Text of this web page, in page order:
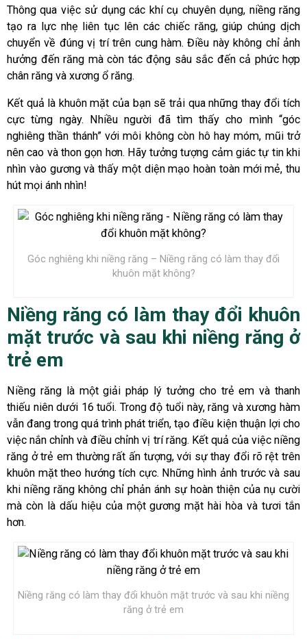
Thông qua việc sử dụng các khí cụ chuyên dụng, niềng răng
tạo ra lực nhẹ liên tục lên các chiếc răng, giúp chúng dịch
chuyển về đúng vị trí trên cung hàm. Điều này không chỉ ảnh
hưởng đến răng mà còn tác động sâu sắc đến cả phức hợp
chân răng và xương ổ răng.
Kết quả là khuôn mặt của bạn sẽ trải qua những thay đổi tích
cực từng ngày. Nhiều người đã tìm thấy cho mình “góc
nghiêng thần thánh” với môi không còn hô hay móm, mũi trở
nên cao và thon gọn hơn. Hãy tưởng tượng cảm giác tự tin khi
nhìn vào gương và thấy một diện mạo hoàn toàn mới mẻ, thu
hút mọi ánh nhìn!
Góc nghiêng khi niềng răng – Niềng răng có làm thay đổi
khuôn mặt không?
Niềng răng có làm thay đổi khuôn
mặt trước và sau khi niềng răng ở
trẻ em
Niềng răng là một giải pháp lý tưởng cho trẻ em và thanh
thiếu niên dưới 16 tuổi. Trong độ tuổi này, răng và xương hàm
vẫn đang trong quá trình phát triển, tạo điều kiện thuận lợi cho
việc nắn chỉnh và điều chỉnh vị trí răng. Kết quả của việc niềng
răng ở trẻ em thường rất ấn tượng, với sự thay đổi rõ rệt trên
khuôn mặt theo hướng tích cực. Những hình ảnh trước và sau
khi niềng răng không chỉ phản ánh sự hoàn thiện của nụ cười
mà còn là dấu hiệu của một gương mặt hài hòa và tươi tắn
hơn.
Niềng răng có làm thay đổi khuôn mặt trước và sau khi niềng
răng ở trẻ em